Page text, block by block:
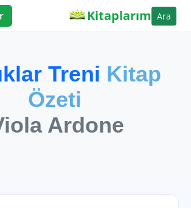
Kitaplarım Ara
Treni Kitap
Özeti
Ardone